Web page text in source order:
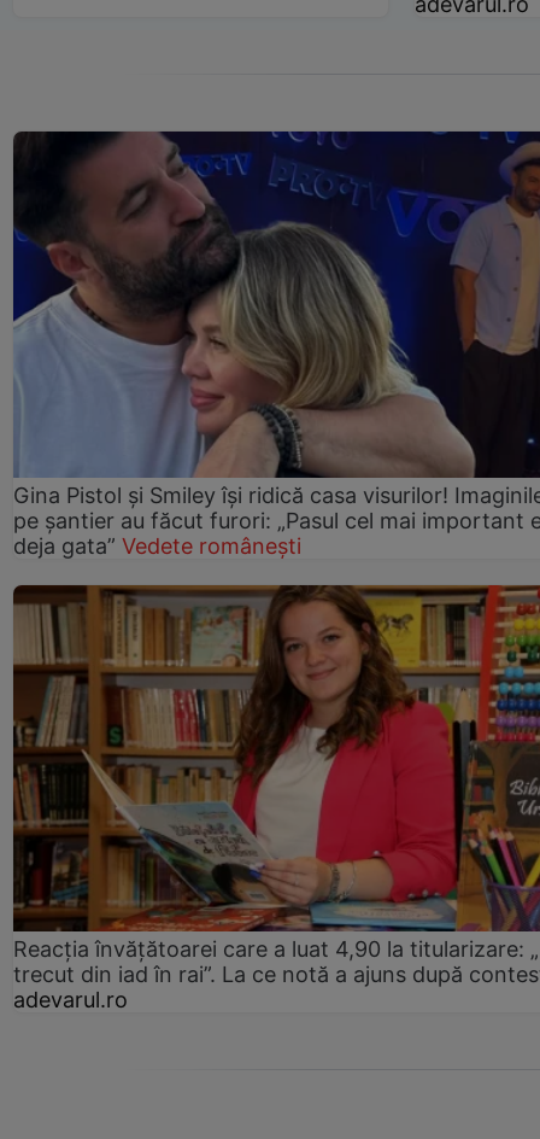
Gina Pistol și Smiley își ridică casa visurilor!
pe șantier au făcut furori: „Pasul cel mai important
deja gata” Vedete românești
Reacția învățătoarei care a luat 4,90 la titularizare:
trecut din iad în rai”. La ce notă a ajuns după
adevarul.ro